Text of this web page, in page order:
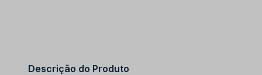
Descrição do Produto